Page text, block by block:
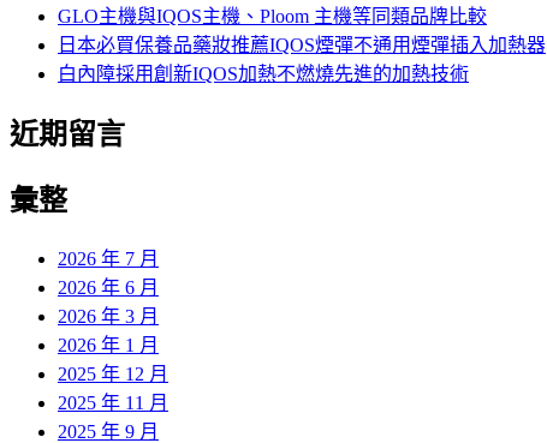
GLO主機與IQOS主機、Ploom 主機等同類品牌比較
日本必買保養品藥妝推薦IQOS煙彈不通用煙彈插入加熱器
白內障採用創新IQOS加熱不燃燒先進的加熱技術
近期留言
彙整
2026 年 7 月
2026 年 6 月
2026 年 3 月
2026 年 1 月
2025 年 12 月
2025 年 11 月
2025 年 9 月